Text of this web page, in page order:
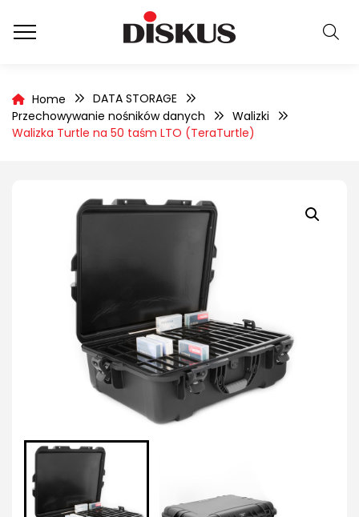
Home
DATA STORAGE
Przechowywanie nośników danych
Walizki
Walizka Turtle na 50 taśm LTO (TeraTurtle)